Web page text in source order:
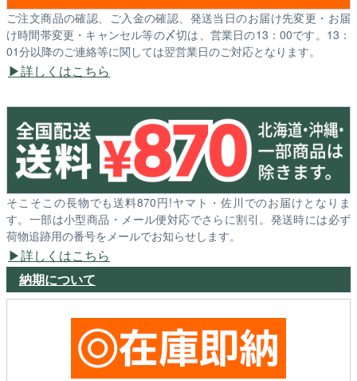
ご注文商品の確認、ご入金の確認、発送当日のお届け先変更・お届
け時間帯変更・キャンセル等の〆切は、営業日の13：00です。13：
01分以降のご連絡等に関しては翌営業日のご対応となります。
詳しくはこちら
そこそこの長物でも送料870円!ヤマト・佐川でのお届けとなりま
す。一部は小型商品・メール便対応でさらに割引。発送時には必ず
荷物追跡用の番号をメールでお知らせします。
詳しくはこちら
納期について